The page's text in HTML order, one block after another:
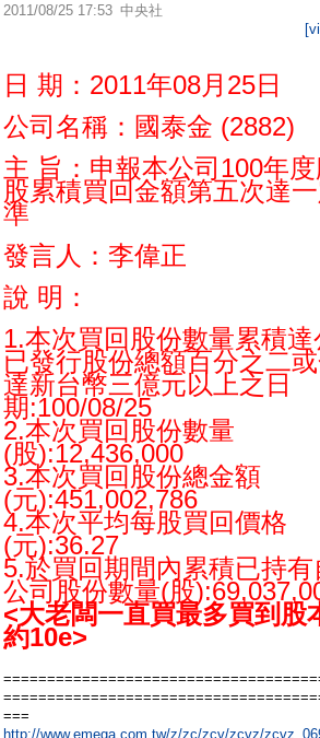
2011/08/25 17:53 中央社
日 期：2011年08月25日
公司名稱：國泰金 (2882)
主 旨：申報本公司100年
股累積買回金額第五次達
準
發言人：李偉正
說 明：
1.本次買回股份數量累積達
已發行股份總額百分之二
達新台幣三億元以上之日
期:100/08/25
2.本次買回股份數量
(股):12,436,000
3.本次買回股份總金額
(元):451,002,786
4.本次平均每股買回價格
(元):36.27
5.於買回期間內累積已持有
公司股份數量(股
<大老闆一直買最多買到股
約10e>
===
http://www.emega.com.tw/z/zc/zcv/zcvz/